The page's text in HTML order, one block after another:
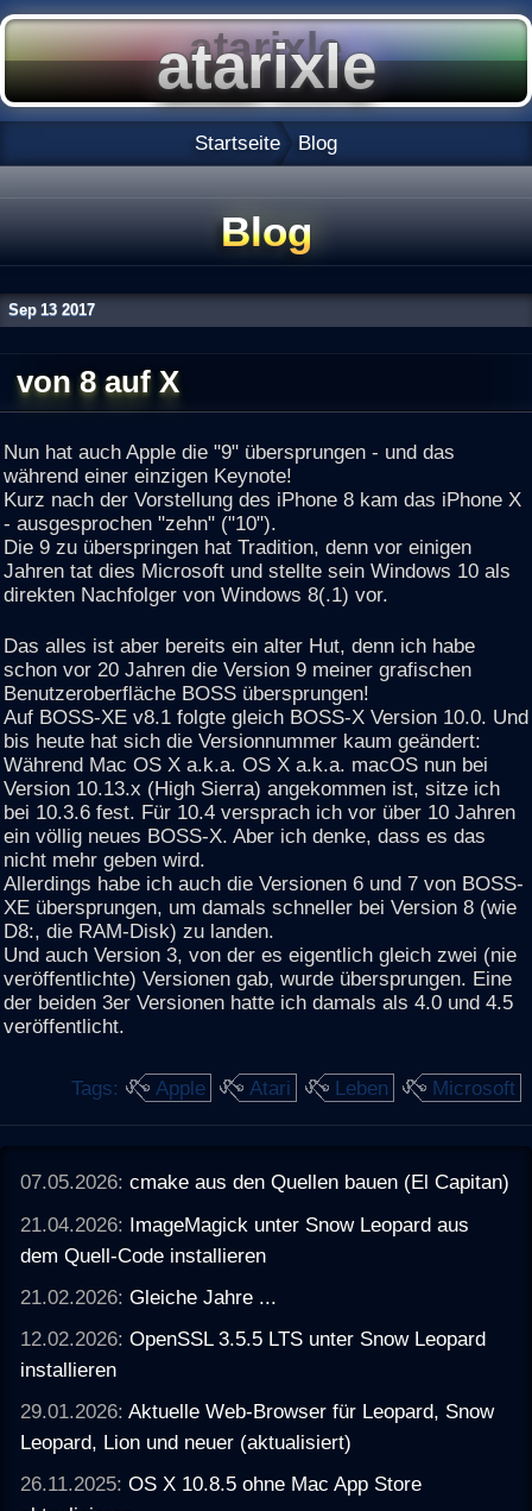
Startseite Blog
Blog
Sep 13 2017
von 8 auf X
Nun hat auch Apple die "9" übersprungen - und das
während einer einzigen Keynote!
Kurz nach der Vorstellung des iPhone 8 kam das iPhone X
- ausgesprochen "zehn" ("10").
Die 9 zu überspringen hat Tradition, denn vor einigen
Jahren tat dies Microsoft und stellte sein Windows 10 als
direkten Nachfolger von Windows 8(.1) vor.
Das alles ist aber bereits ein alter Hut, denn ich habe
schon vor 20 Jahren die Version 9 meiner grafischen
Benutzeroberfläche BOSS übersprungen!
Auf BOSS-XE v8.1 folgte gleich BOSS-X Version 10.0. Und
bis heute hat sich die Versionnummer kaum geändert:
Während Mac OS X a.k.a. OS X a.k.a. macOS nun bei
Version 10.13.x (High Sierra) angekommen ist, sitze ich
bei 10.3.6 fest. Für 10.4 versprach ich vor über 10 Jahren
ein völlig neues BOSS-X. Aber ich denke, dass es das
nicht mehr geben wird.
Allerdings habe ich auch die Versionen 6 und 7 von BOSS-
XE übersprungen, um damals schneller bei Version 8 (wie
D8:, die RAM-Disk) zu landen.
Und auch Version 3, von der es eigentlich gleich zwei (nie
veröffentlichte) Versionen gab, wurde übersprungen. Eine
der beiden 3er Versionen hatte ich damals als 4.0 und 4.5
veröffentlicht.
Tags: Apple Atari Leben Microsoft
07.05.2026:cmake aus den Quellen bauen (El Capitan)
21.04.2026: ImageMagick unter Snow Leopard aus
dem Quell-Code installieren
21.02.2026:Gleiche Jahre ...
12.02.2026:OpenSSL 3.5.5 LTS unter Snow Leopard
installieren
29.01.2026:Aktuelle Web-Browser für Leopard, Snow
Leopard, Lion und neuer (aktualisiert)
26.11.2025:OS X 10.8.5 ohne Mac App Store